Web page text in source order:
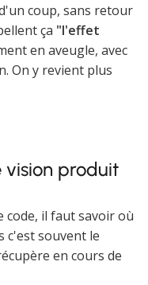
coup, sans retour
ça "l'effet
en aveugle, avec
On y revient plus
vision produit
code, il faut savoir où
c'est souvent le
en cours de